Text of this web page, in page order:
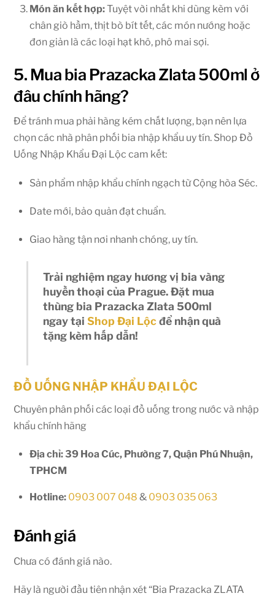
Món ăn kết hợp:Tuyệt vời nhất khi dùng kèm với
chân giò hầm, thịt bò bít tết, các món nướng hoặc
đơn giản là các loại hạt khô, phô mai sợi.
5. Mua bia Prazacka Zlata 500ml ở
đâu chính hãng?
Để tránh mua phải hàng kém chất lượng, bạn nên lựa
chọn các nhà phân phối bia nhập khẩu uy tín. Shop Đồ
Uống Nhập Khẩu Đại Lộc cam kết:
Sản phẩm nhập khẩu chính ngạch từ Cộng hòa Séc.
Date mới, bảo quản đạt chuẩn.
Giao hàng tận nơi nhanh chóng, uy tín.
Trải nghiệm ngay hương vị bia vàng
huyền thoại của Prague. Đặt mua
thùng bia Prazacka Zlata 500ml
ngay tạiShop Đại Lộcđể nhận quà
tặng kèm hấp dẫn!
ĐỒ UỐNG NHẬP KHẨU ĐẠI LỘC
Chuyên phân phối các loại đồ uống trong nước và nhập
khẩu chính hãng
Địa chỉ: 39 Hoa Cúc, Phường 7, Quận Phú Nhuận,
TPHCM
Hotline: 0903 007 048 & 0903 035 063
Đánh giá
Chưa có đánh giá nào.
Hãy là người đầu tiên nhận xét “Bia Prazacka ZLATA